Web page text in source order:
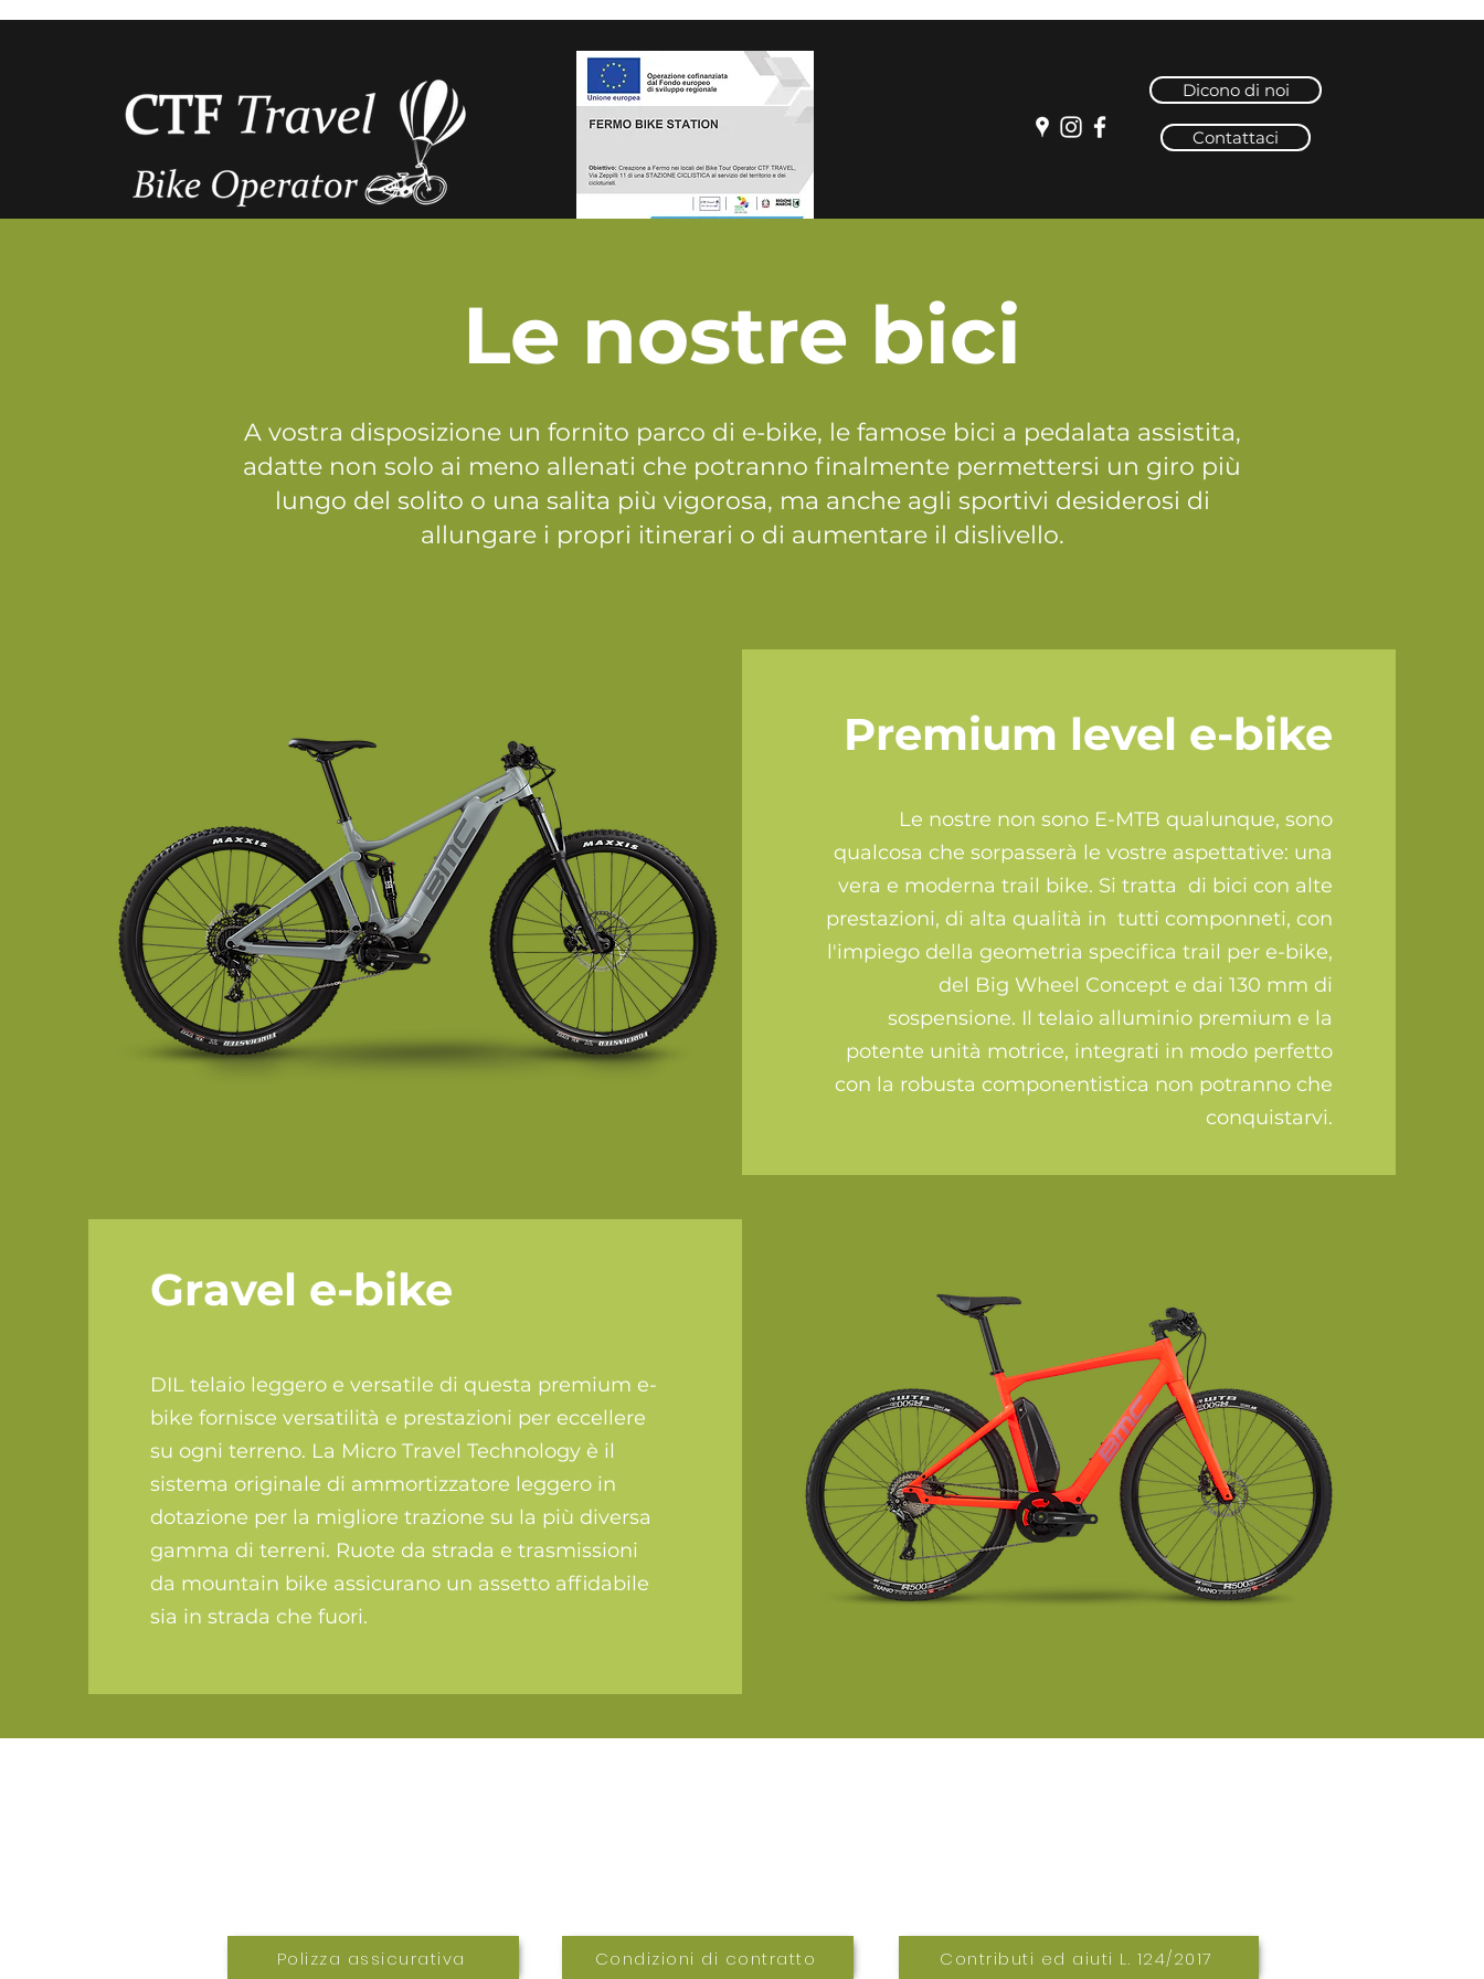
Dicono di noi
Contattaci
Le nostre bici
A vostra disposizione un fornito parco di e-bike, le famose bici a pedalata assistita,
adatte non solo ai meno allenati che potranno finalmente permettersi un giro più
lungo del solito o una salita più vigorosa, ma anche agli sportivi desiderosi di
allungare i propri itinerari o di aumentare il dislivello.
Premium level e-bike
Le nostre non sono E-MTB qualunque, sono
qualcosa che sorpasserà le vostre aspettative: una
vera e moderna trail bike. Si tratta di bici con alte
prestazioni, di alta qualità in tutti componneti, con
l'impiego della geometria specifica trail per e-bike,
del Big Wheel Concept e dai 130 mm di
sospensione. Il telaio alluminio premium e la
potente unità motrice, integrati in modo perfetto
con la robusta componentistica non potranno che
conquistarvi.
Gravel e-bike
DIL telaio leggero e versatile di questa premium e-
bike fornisce versatilità e prestazioni per eccellere
su ogni terreno. La Micro Travel Technology è il
sistema originale di ammortizzatore leggero in
dotazione per la migliore trazione su la più diversa
gamma di terreni. Ruote da strada e trasmissioni
da mountain bike assicurano un assetto affidabile
sia in strada che fuori.
Polizza assicurativa Condizioni di contratto Contributi ed aiuti L. 124/2017